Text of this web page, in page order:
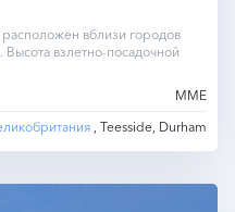
вблизи городов
взлетно-посадочной
MME
, Teesside, Durham